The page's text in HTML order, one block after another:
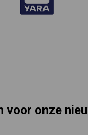
voor onze